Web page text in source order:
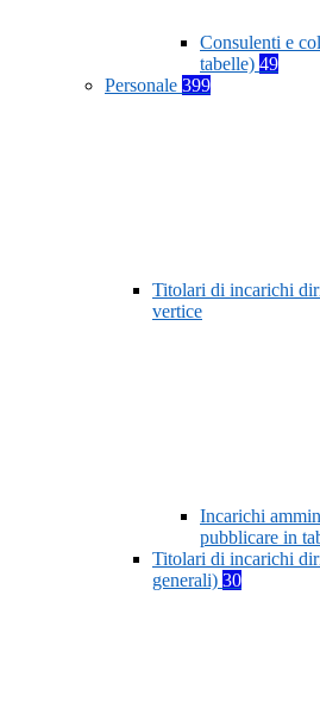
Consulenti e
tabelle) 49
Personale 399
Titolari di incarichi
vertice
Incarichi
pubblicare in
Titolari di incarichi
generali) 30